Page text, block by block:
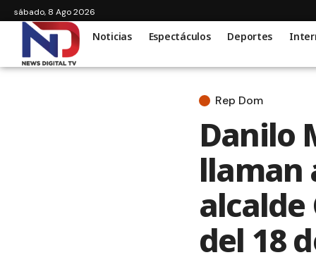
sábado, 8 Ago 2026
Noticias Espectáculos Deportes
Rep Dom
Danilo
llaman
alcalde
del 18